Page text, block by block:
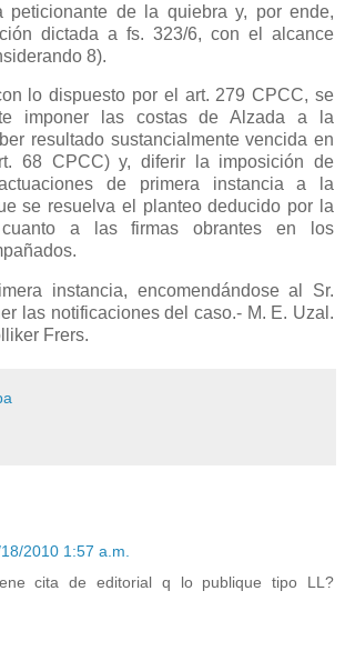
peticionante de la quiebra y, por ende,
dictada a fs. 323/6, con el alcance
8).
lo dispuesto por el art. 279 CPCC, se
imponer las costas de Alzada a la
resultado sustancialmente vencida en
68 CPCC) y, diferir la imposición de
de primera instancia a la
se resuelva el planteo deducido por la
a las firmas obrantes en los
instancia, encomendándose al Sr.
las notificaciones del caso.- M. E. Uzal.
Frers.
2010 1:57 a.m.
cita de editorial q lo publique tipo LL?